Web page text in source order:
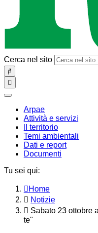
Cerca nel sito
SEARCH
Toggle
navigation
chiudi
Arpae
Attività e servizi
Il territorio
Temi ambientali
Dati e report
Documenti
Tu sei qui:
Home
Notizie
Sabato 23 ottobre
te"